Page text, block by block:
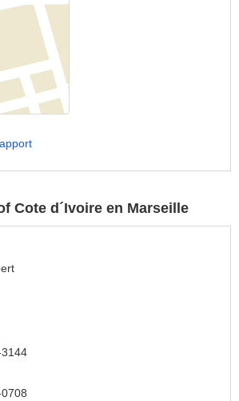
Cote d´Ivoire en Marseille